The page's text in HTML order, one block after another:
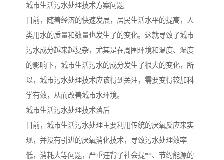
城市生活污水处理技术方案问题
目前，随着经济的快速发展，居民生活水平的提高，人
类用水的质量和数量也发生了的变化。这就导致了城市
污水成分越来越复杂，尤其是在周围环境和温度、湿度
的影响下，城市生活污水的成分发生了很大的变化，所
以，城市污水处理技术应该得到关注，需要变得较加科
学有效，从而改善城市水环境。
城市生活污水处理技术落后
目前，城市生活污水处理主要利用传统的厌氧反应来实
现，并没有引进的厌氧消化技术，导致污水处理效率
低，消耗大等问题，严重违背了社会提**、节约能源的
备
汽车污水处理设备 你猜生活污水处理设备
农村生活污水处理设备 玻璃钢污水处理设备
疗养院污水处理设备 屠宰场污水处理
生活污水处理设备
风景区生活一体化设备 纺织印染废水